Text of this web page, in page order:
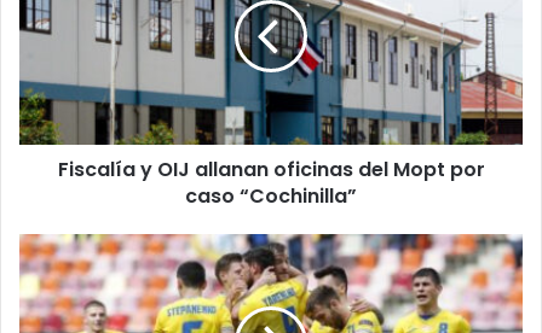
allanan
oficinas
Mopt
por
caso
“Cochinilla”
Fiscalía y OIJ allanan oficinas del Mopt por
caso “Cochinilla”
FIFA
aplaza
partido
clasificatorio